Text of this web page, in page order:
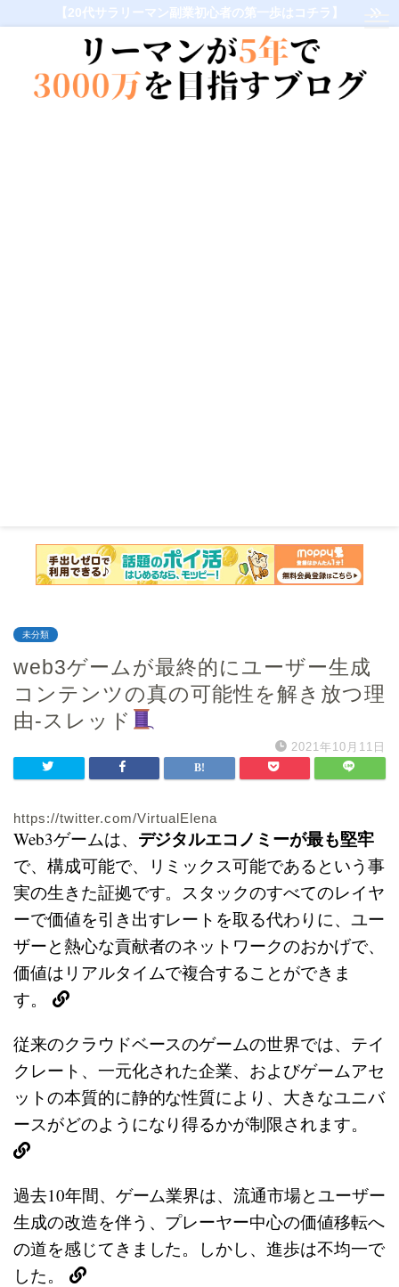
【20代サラリーマン副業初心者の第一歩はコチラ】
未分類
web3ゲームが最終的にユーザー生成
コンテンツの真の可能性を解き放つ理
由-スレッド
2021年10月11日
https://twitter.com/VirtualElena
Web3ゲームは、 デジタルエコノミーが最も堅牢
で、構成可能で、リミックス可能であるという事
実の生きた証拠です。スタックのすべてのレイヤ
ーで価値を引き出すレートを取る代わりに、ユー
ザーと熱心な貢献者のネットワークのおかげで、
価値はリアルタイムで複合することができま
す。
従来のクラウドベースのゲームの世界では、テイ
クレート、一元化された企業、およびゲームアセ
ットの本質的に静的な性質により、大きなユニバ
ースがどのようになり得るかが制限されます。
過去10年間、ゲーム業界は、流通市場とユーザー
生成の改造を伴う、プレーヤー中心の価値移転へ
の道を感じてきました。しかし、進歩は不均一で
した。